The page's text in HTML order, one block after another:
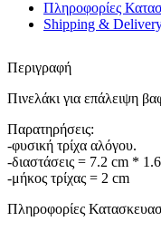
Πληροφορίες
Shipping &
Περιγραφή
Πινελάκι για επάλειψη
Παρατηρήσεις:
-φυσική τρίχα αλόγου.
-διαστάσεις = 7.2 cm *
-μήκος τρίχας = 2 cm
Πληροφορίες